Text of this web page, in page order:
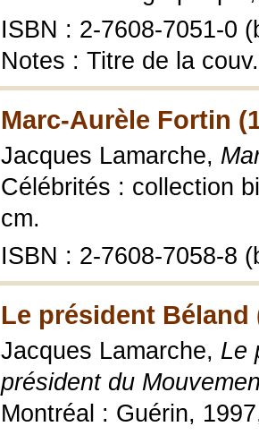
ISBN : 2-7608-7051-0
Notes : Titre de la
Marc-Aurèle Fortin
Jacques Lamarche,
Célébrités : collection
cm.
ISBN : 2-7608-7058-8
Le président Béland
Jacques Lamarche, Le
président du
Montréal : Guérin,